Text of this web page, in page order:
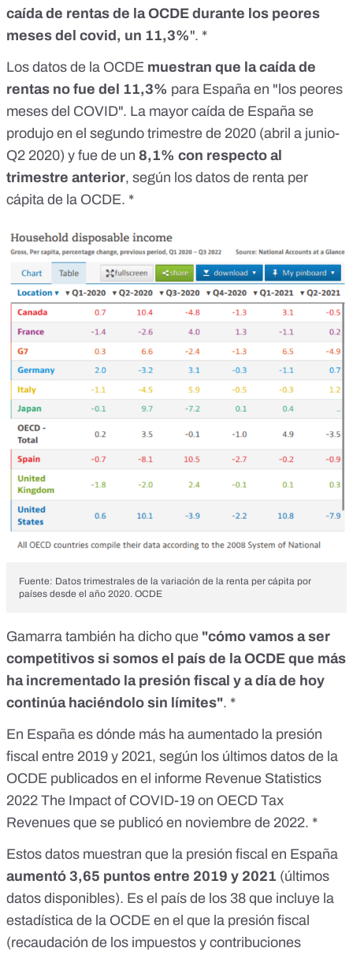
caída de rentas de la OCDE durante los peores
meses del covid, un 11,3%". *
Los datos de la OCDE muestran que la caída de
rentas no fue del 11,3% para España en "los peores
meses del COVID". La mayor caída de España se
produjo en el segundo trimestre de 2020 (abril a junio-
Q2 2020) y fue de un 8,1% con respecto al
trimestre anterior, según los datos de renta per
cápita de la OCDE. *
Fuente: Datos trimestrales de la variación de la renta per cápita por
países desde el año 2020. OCDE
Gamarra también ha dicho que "cómo vamos a ser
competitivos si somos el país de la OCDE que más
ha incrementado la presión fiscal y a día de hoy
continúa haciéndolo sin límites". *
En España es dónde más ha aumentado la presión
fiscal entre 2019 y 2021, según los últimos datos de la
OCDE publicados en el informe Revenue Statistics
2022 The Impact of COVID-19 on OECD Tax
Revenues que se publicó en noviembre de 2022. *
Estos datos muestran que la presión fiscal en España
aumentó 3,65 puntos entre 2019 y 2021 (últimos
datos disponibles). Es el país de los 38 que incluye la
estadística de la OCDE en el que la presión fiscal
(recaudación de los impuestos y contribuciones